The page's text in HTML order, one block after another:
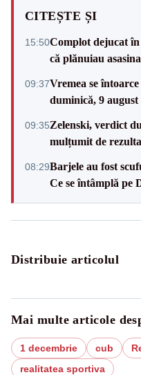
CITEȘTE ȘI
15:50Complot dejucat
că plănuiau
09:37Vremea se
duminică, 9 august
09:35Zelenski, verdict
mulțumit de
08:29Barjele au fost
Ce se întâmplă pe
Distribuie articolul
Mai multe articole
1 decembrie cub
realitatea sportiva